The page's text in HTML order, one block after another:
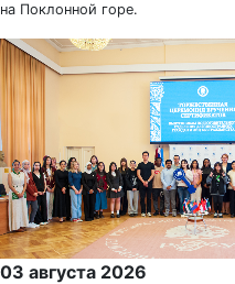
на Поклонной горе.
03 августа 2026